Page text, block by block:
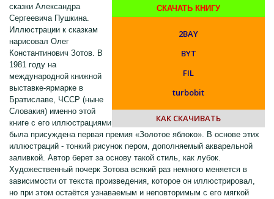
СКАЧАТЬ КНИГУ
2BAY
BYT
FIL
turbobit
КАК СКАЧИВАТЬ
сказки Александра
Сергеевича Пушкина.
Иллюстрации к сказкам
нарисовал Олег
Константинович Зотов. В
1981 году на
международной книжной
выставке-ярмарке в
Братиславе, ЧССР (ныне
Словакия) именно этой
книге с его иллюстрациями
была присуждена первая премия «Золотое яблоко». В основе этих
иллюстраций - тонкий рисунок пером, дополняемый акварельной
заливкой. Автор берет за основу такой стиль, как лубок.
Художественный почерк Зотова всякий раз немного меняется в
зависимости от текста произведения, которое он иллюстрировал,
но при этом остаётся узнаваемым и неповторимым с его мягкой